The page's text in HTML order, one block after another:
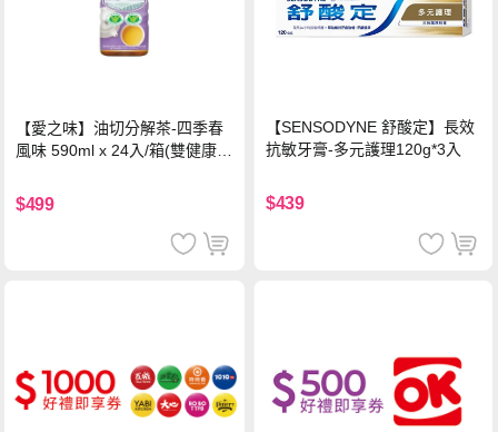
【愛之味】油切分解茶-四季春
風味 590ml x 24入/箱(雙健康認
$499
【SENSODYNE 舒酸定】長效
抗敏牙膏-多元護理120g*3入
$439